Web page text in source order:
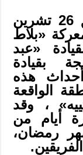
* 2 رمضان 114 هـ الموافق 26 تشرين
معركة «بلاط
«عبد
بقيادة
هذه
الواقعة
، وقد
أيام من
رمضان،